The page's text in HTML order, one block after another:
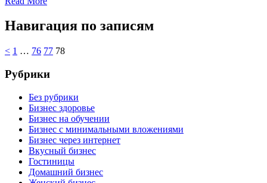
Навигация по записям
< 1 … 76 77 78
Рубрики
Без рубрики
Бизнес здоровье
Бизнес на обучении
Бизнес с минимальными вложениями
Бизнес через интернет
Вкусный бизнес
Гостиницы
Домашний бизнес